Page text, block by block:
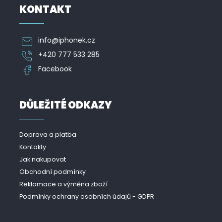
KONTAKT
info@iphonek.cz
+420 777 533 285
Facebook
DŮLEŽITÉ ODKAZY
Doprava a platba
Kontakty
Jak nakupovat
Obchodní podmínky
Reklamace a výměna zboží
Podmínky ochrany osobních údajů - GDPR